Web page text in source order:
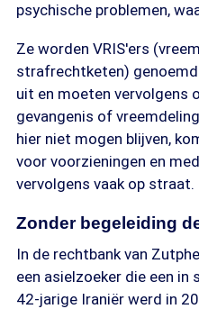
psychische problemen,
Ze worden VRIS'ers
strafrechtketen)
uit en moeten vervolgens
gevangenis of
hier niet mogen blijven,
voor voorzieningen en
vervolgens vaak op straat.
Zonder begeleiding
In de rechtbank van
een asielzoeker die een
42-jarige Iraniër werd in